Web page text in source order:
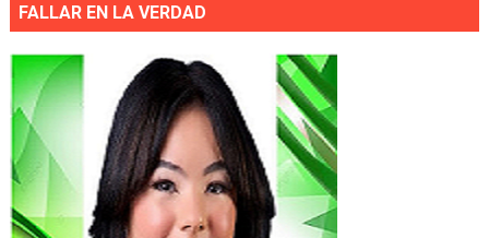
FALLAR EN LA VERDAD